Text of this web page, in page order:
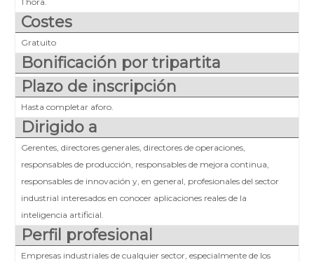
Costes
Gratuito
Bonificación por tripartita
Plazo de inscripción
Hasta completar aforo.
Dirigido a
Gerentes, directores generales, directores de operaciones,
responsables de producción, responsables de mejora continua,
responsables de innovación y, en general, profesionales del sector
industrial interesados en conocer aplicaciones reales de la
inteligencia artificial.
Perfil profesional
Empresas industriales de cualquier sector, especialmente de los